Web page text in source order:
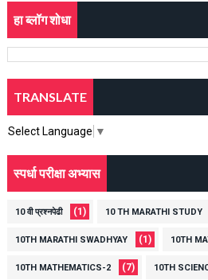
हा ब्लॉग शोधा
TRANSLATE
Select Language ▼
स्पर्धा परीक्षा अभ्यास
10 वी प्रश्नपेढी (1) 10 TH MARATHI STUDY
10TH MARATHI SWADHYAY (1) 10TH
10TH MATHEMATICS-2 (7) 10TH